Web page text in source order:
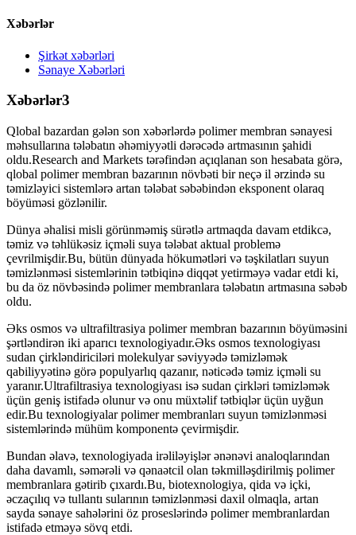
Xəbərlər
Şirkət xəbərləri
Sənaye Xəbərləri
Xəbərlər3
Qlobal bazardan gələn son xəbərlərdə polimer membran sənayesi
məhsullarına tələbatın əhəmiyyətli dərəcədə artmasının şahidi
oldu.Research and Markets tərəfindən açıqlanan son hesabata görə,
qlobal polimer membran bazarının növbəti bir neçə il ərzində su
təmizləyici sistemlərə artan tələbat səbəbindən eksponent olaraq
böyüməsi gözlənilir.
Dünya əhalisi misli görünməmiş sürətlə artmaqda davam etdikcə,
təmiz və təhlükəsiz içməli suya tələbat aktual problemə
çevrilmişdir.Bu, bütün dünyada hökumətləri və təşkilatları suyun
təmizlənməsi sistemlərinin tətbiqinə diqqət yetirməyə vadar etdi ki,
bu da öz növbəsində polimer membranlara tələbatın artmasına səbəb
oldu.
Əks osmos və ultrafiltrasiya polimer membran bazarının böyüməsini
şərtləndirən iki aparıcı texnologiyadır.Əks osmos texnologiyası
sudan çirkləndiriciləri molekulyar səviyyədə təmizləmək
qabiliyyətinə görə populyarlıq qazanır, nəticədə təmiz içməli su
yaranır.Ultrafiltrasiya texnologiyası isə sudan çirkləri təmizləmək
üçün geniş istifadə olunur və onu müxtəlif tətbiqlər üçün uyğun
edir.Bu texnologiyalar polimer membranları suyun təmizlənməsi
sistemlərində mühüm komponentə çevirmişdir.
Bundan əlavə, texnologiyada irəliləyişlər ənənəvi analoqlarından
daha davamlı, səmərəli və qənaətcil olan təkmilləşdirilmiş polimer
membranlara gətirib çıxardı.Bu, biotexnologiya, qida və içki,
əczaçılıq və tullantı sularının təmizlənməsi daxil olmaqla, artan
sayda sənaye sahələrini öz proseslərində polimer membranlardan
istifadə etməyə sövq etdi.